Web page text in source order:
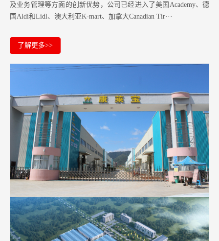
及业务管理等方面的创新优势，公司已经进入了美国Academy、德
国Aldi和Lidl、澳大利亚K-mart、加拿大Canadian Tir···
了解更多>>